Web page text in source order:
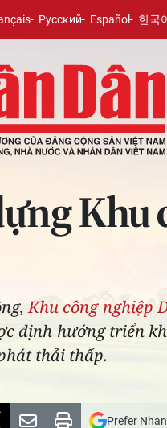
Русский Español 한국
Khu công nghiệp
định hướng triển
thải thấp.
Prefer